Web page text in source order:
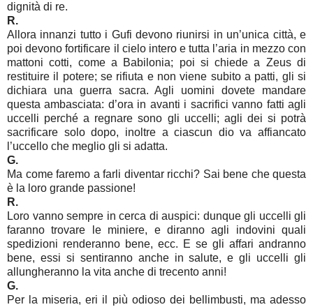
dignità di re.
R.
Allora innanzi tutto i Gufi devono riunirsi in un’unica città, e
poi devono fortificare il cielo intero e tutta l’aria in mezzo con
mattoni cotti, come a Babilonia; poi si chiede a Zeus di
restituire il potere; se rifiuta e non viene subito a patti, gli si
dichiara una guerra sacra. Agli uomini dovete mandare
questa ambasciata: d’ora in avanti i sacrifici vanno fatti agli
uccelli perché a regnare sono gli uccelli; agli dei si potrà
sacrificare solo dopo, inoltre a ciascun dio va affiancato
l’uccello che meglio gli si adatta.
G.
Ma come faremo a farli diventar ricchi? Sai bene che questa
è la loro grande passione!
R.
Loro vanno sempre in cerca di auspici: dunque gli uccelli gli
faranno trovare le miniere, e diranno agli indovini quali
spedizioni renderanno bene, ecc. E se gli affari andranno
bene, essi si sentiranno anche in salute, e gli uccelli gli
allungheranno la vita anche di trecento anni!
G.
Per la miseria, eri il più odioso dei bellimbusti, ma adesso